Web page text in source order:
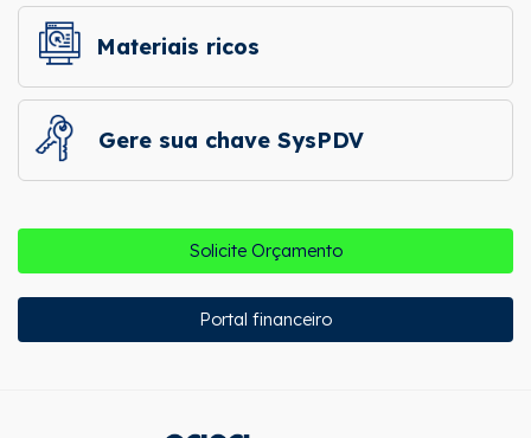
Materiais ricos
Gere sua chave SysPDV
Solicite Orçamento
Portal financeiro